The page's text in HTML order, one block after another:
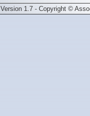
Version 1.7 - Copyright ©